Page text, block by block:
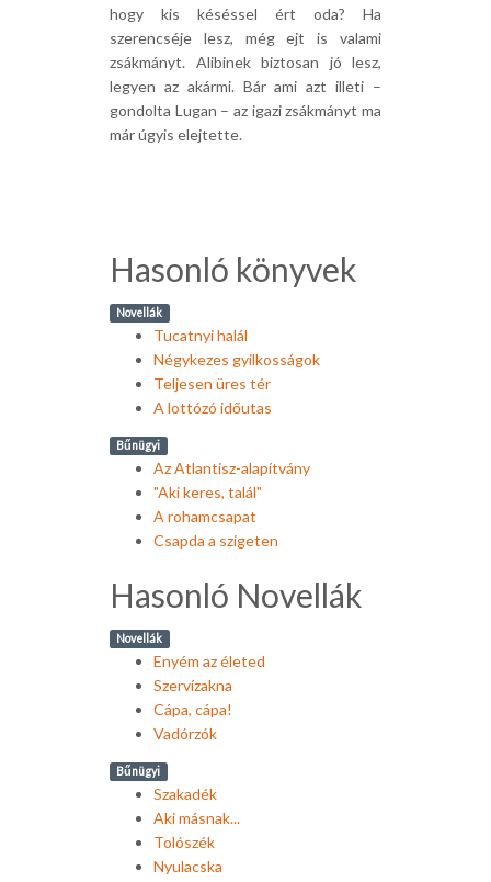
hogy kis késéssel ért oda? Ha
szerencséje lesz, még ejt is valami
zsákmányt. Alibinek biztosan jó lesz,
legyen az akármi. Bár ami azt illeti –
gondolta Lugan – az igazi zsákmányt ma
már úgyis elejtette.
Hasonló könyvek
Novellák
Tucatnyi halál
Négykezes gyilkosságok
Teljesen üres tér
A lottózó időutas
Bűnügyi
Az Atlantisz-alapítvány
"Aki keres, talál"
A rohamcsapat
Csapda a szigeten
Hasonló Novellák
Novellák
Enyém az életed
Szervízakna
Cápa, cápa!
Vadórzók
Bűnügyi
Szakadék
Aki másnak...
Tolószék
Nyulacska